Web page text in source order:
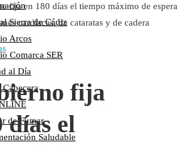
Salud
Guadalete
Pontevedra
en Radio Ubrique
en Verano
Sierra de Cádiz
Arcos
Comarca SER
al Día
de Fumar
Saludable
fija en 180 días el tiempo máximo de espera
cardíacas, de cataratas y de cadera
fija
días el